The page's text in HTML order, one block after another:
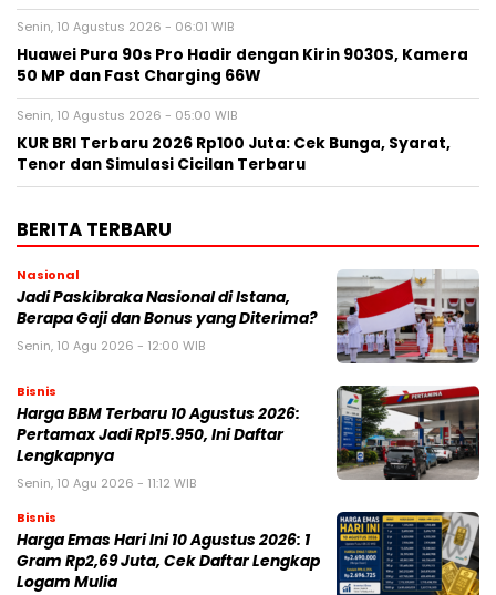
Senin, 10 Agustus 2026 - 06:01 WIB
Huawei Pura 90s Pro Hadir dengan Kirin 9030S, Kamera
50 MP dan Fast Charging 66W
Senin, 10 Agustus 2026 - 05:00 WIB
KUR BRI Terbaru 2026 Rp100 Juta: Cek Bunga, Syarat,
Tenor dan Simulasi Cicilan Terbaru
BERITA TERBARU
Nasional
Jadi Paskibraka Nasional di Istana,
Berapa Gaji dan Bonus yang Diterima?
Senin, 10 Agu 2026 - 12:00 WIB
Bisnis
Harga BBM Terbaru 10 Agustus 2026:
Pertamax Jadi Rp15.950, Ini Daftar
Lengkapnya
Senin, 10 Agu 2026 - 11:12 WIB
Bisnis
Harga Emas Hari Ini 10 Agustus 2026: 1
Gram Rp2,69 Juta, Cek Daftar Lengkap
Logam Mulia